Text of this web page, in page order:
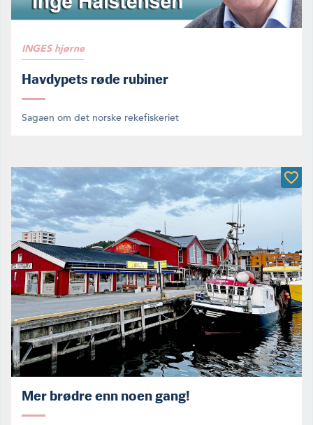
INGES hjørne
Havdypets røde rubiner
Sagaen om det norske rekefiskeriet
Mer brødre enn noen gang!